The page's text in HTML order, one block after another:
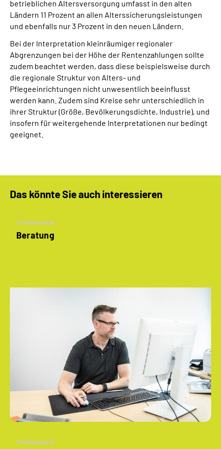
betrieblichen Altersversorgung umfasst in den alten
Ländern 11 Prozent an allen Alterssicherungsleistungen
und ebenfalls nur 3 Prozent in den neuen Ländern.
Bei der Interpretation kleinräumiger regionaler
Abgrenzungen bei der Höhe der Rentenzahlungen sollte
zudem beachtet werden, dass diese beispielsweise durch
die regionale Struktur von Alters- und
Pflegeeinrichtungen nicht unwesentlich beeinflusst
werden kann. Zudem sind Kreise sehr unterschiedlich in
ihrer Struktur (Größe, Bevölkerungsdichte, Industrie), und
insofern für weitergehende Interpretationen nur bedingt
geeignet.
Das könnte Sie auch interessieren
Themenseite
Beratung
Themenseite